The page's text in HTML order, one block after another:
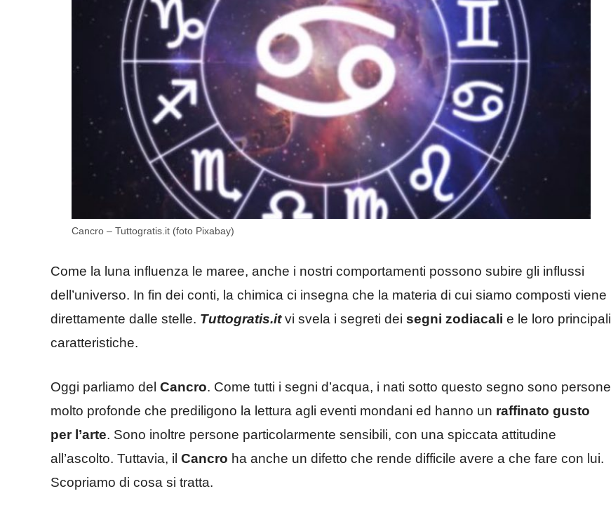
Cancro – Tuttogratis.it (foto Pixabay)
Come la luna influenza le maree, anche i nostri comportamenti possono subire gli influssi
dell’universo. In fin dei conti, la chimica ci insegna che la materia di cui siamo composti viene
direttamente dalle stelle. Tuttogratis.itvi svela i segreti dei segni zodiacali e le loro principali
caratteristiche.
Oggi parliamo del Cancro. Come tutti i segni d’acqua, i nati sotto questo segno sono persone
molto profonde che prediligono la lettura agli eventi mondani ed hanno un raffinato gusto
per l’arte. Sono inoltre persone particolarmente sensibili, con una spiccata attitudine
all’ascolto. Tuttavia, il Cancro ha anche un difetto che rende difficile avere a che fare con lui.
Scopriamo di cosa si tratta.